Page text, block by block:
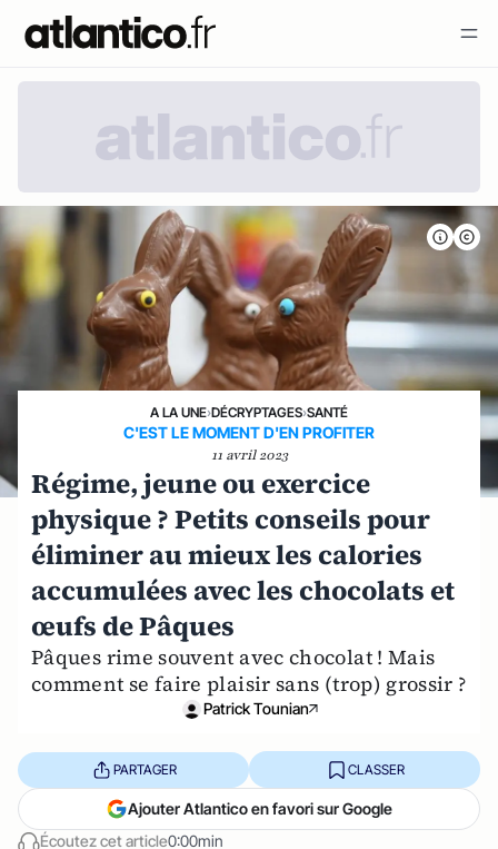
A LA UNE›DÉCRYPTAGES›SANTÉ
C'EST LE MOMENT D'EN PROFITER
11 avril 2023
Régime, jeune ou exercice
physique ? Petits conseils pour
éliminer au mieux les calories
accumulées avec les chocolats et
œufs de Pâques
Pâques rime souvent avec chocolat ! Mais
comment se faire plaisir sans (trop) grossir ?
Patrick Tounian
Écoutez cet article0:00min
PARTAGER CLASSER
Ajouter Atlantico en favori sur Google